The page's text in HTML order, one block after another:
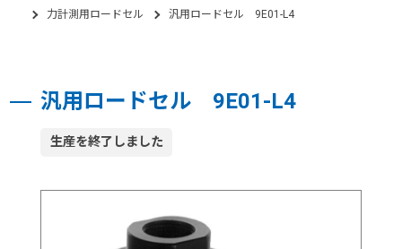
力計測用ロードセル
汎用ロードセル 9E01-L4
汎用ロードセル 9E01-L4
生産を終了しました